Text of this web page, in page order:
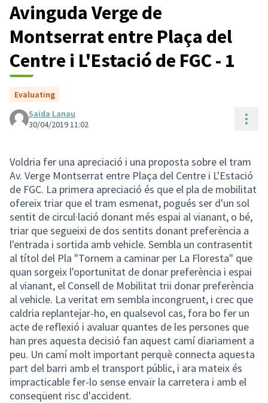
Avinguda Verge de
Montserrat entre Plaça del
Centre i L'Estació de FGC - 1
Evaluating
Saida Lanau
30/04/2019 11:02
Voldria fer una apreciació i una proposta sobre el tram
Av. Verge Montserrat entre Plaça del Centre i L'Estació
de FGC. La primera apreciació és que el pla de mobilitat
ofereix triar que el tram esmenat, pogués ser d'un sol
sentit de circul·lació donant més espai al vianant, o bé,
triar que segueixi de dos sentits donant preferència a
l'entrada i sortida amb vehicle. Sembla un contrasentit
al títol del Pla "Tornem a caminar per La Floresta" que
quan sorgeix l'oportunitat de donar preferència i espai
al vianant, el Consell de Mobilitat trii donar preferència
al vehicle. La veritat em sembla incongruent, i crec que
caldria replantejar-ho, en qualsevol cas, fora bo fer un
acte de reflexió i avaluar quantes de les persones que
han pres aquesta decisió fan aquest camí diariament a
peu. Un camí molt important perquè connecta aquesta
part del barri amb el transport públic, i ara mateix és
impracticable fer-lo sense envaïr la carretera i amb el
conseqüent risc d'accident.